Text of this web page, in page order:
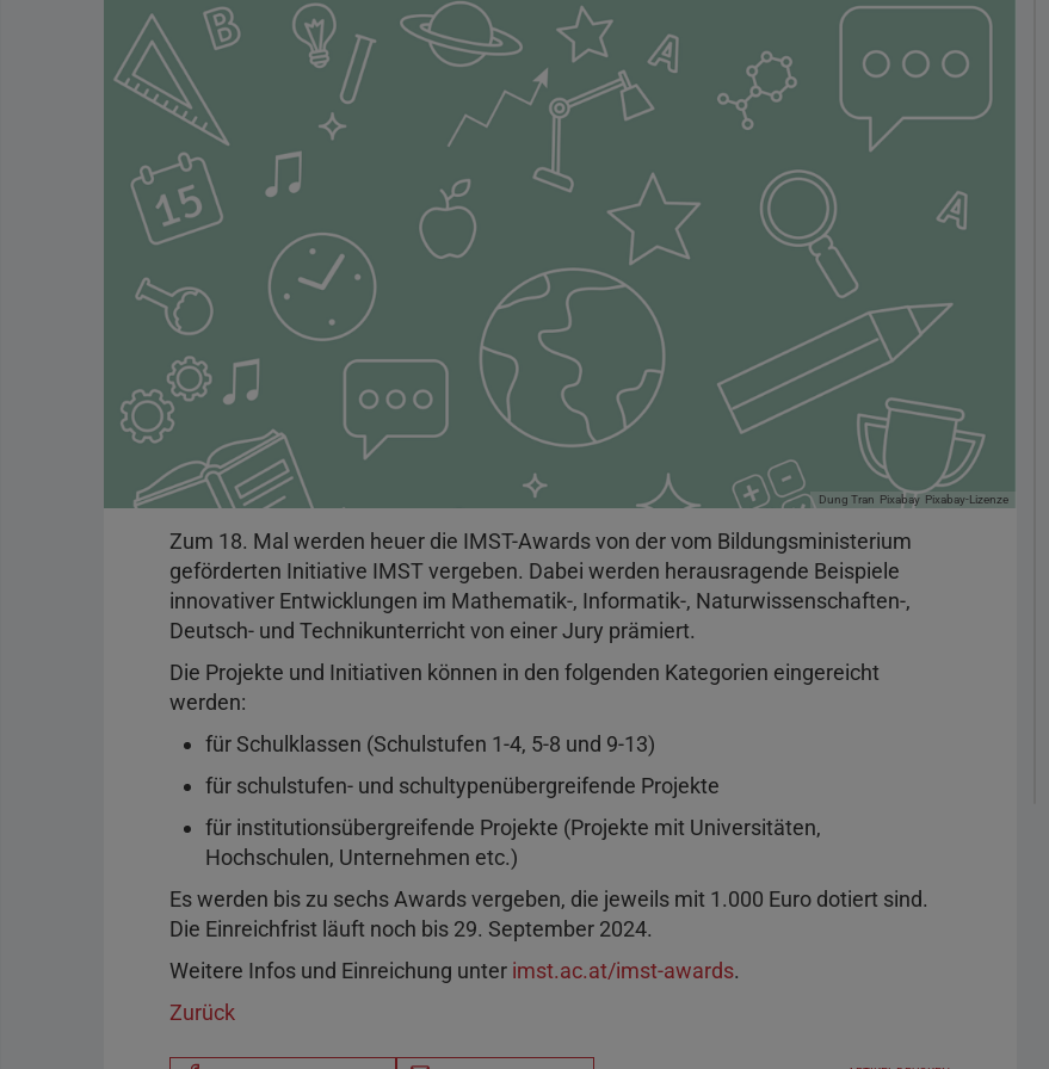
Dung Tran Pixabay Pixabay-Lizenze
Zum 18. Mal werden heuer die IMST-Awards von der vom Bildungsministerium
geförderten Initiative IMST vergeben. Dabei werden herausragende Beispiele
innovativer Entwicklungen im Mathematik-, Informatik-, Naturwissenschaften-,
Deutsch- und Technikunterricht von einer Jury prämiert.
Die Projekte und Initiativen können in den folgenden Kategorien eingereicht
werden:
für Schulklassen (Schulstufen 1-4, 5-8 und 9-13)
für schulstufen- und schultypenübergreifende Projekte
für institutionsübergreifende Projekte (Projekte mit Universitäten,
Hochschulen, Unternehmen etc.)
Es werden bis zu sechs Awards vergeben, die jeweils mit 1.000 Euro dotiert sind.
Die Einreichfrist läuft noch bis 29. September 2024.
Weitere Infos und Einreichung unter imst.ac.at/imst-awards.
Zurück